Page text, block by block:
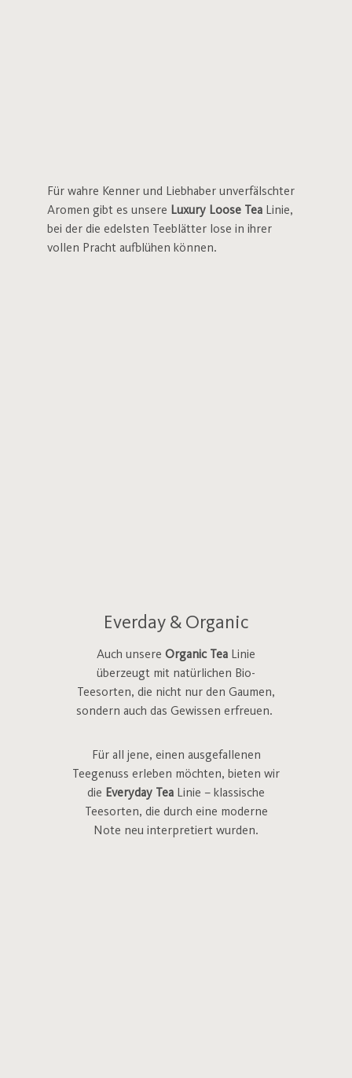
Für wahre Kenner und Liebhaber unverfälschter
Aromen gibt es unsere Luxury Loose Tea Linie,
bei der die edelsten Teeblätter lose in ihrer
vollen Pracht aufblühen können.
Everday & Organic
Auch unsere Organic Tea Linie
überzeugt mit natürlichen Bio-
Teesorten, die nicht nur den Gaumen,
sondern auch das Gewissen erfreuen.
Für all jene, einen ausgefallenen
Teegenuss erleben möchten, bieten wir
die Everyday Tea Linie – klassische
Teesorten, die durch eine moderne
Note neu interpretiert wurden.